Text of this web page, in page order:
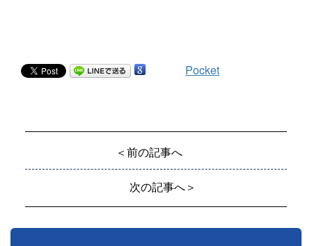
Pocket
＜前の記事へ
次の記事へ＞